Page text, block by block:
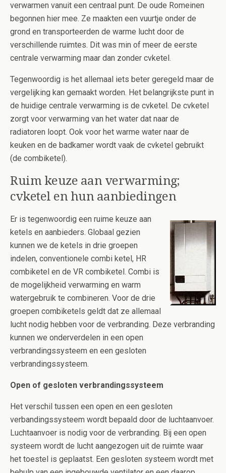
verwarmen vanuit een centraal punt. De oude Romeinen
begonnen hier mee. Ze maakten een vuurtje onder de
grond en transporteerden de warme lucht door de
verschillende ruimtes. Dit was min of meer de eerste
centrale verwarming maar dan zonder cvketel.
Tegenwoordig is het allemaal iets beter geregeld maar de
vergelijking kan gemaakt worden. Het belangrijkste punt in
de huidige centrale verwarming is de cvketel. De cvketel
zorgt voor verwarming van het water dat naar de
radiatoren loopt. Ook voor het warme water naar de
keuken en de badkamer wordt vaak de cvketel gebruikt
(de combiketel).
Ruim keuze aan verwarming;
cvketel en hun aanbiedingen
Er is tegenwoordig een ruime keuze aan
ketels en aanbieders. Globaal gezien
kunnen we de ketels in drie groepen
indelen, conventionele combi ketel, HR
combiketel en de VR combiketel. Combi is
de mogelijkheid verwarming en warm
watergebruik te combineren. Voor de drie
groepen combiketels geldt dat ze allemaal
lucht nodig hebben voor de verbranding. Deze verbranding
kunnen we onderverdelen in een open
verbrandingssysteem en een gesloten
verbrandingssysteem.
Open of gesloten verbrandingssysteem
Het verschil tussen een open en een gesloten
verbandingssysteem wordt bepaald door de luchtaanvoer.
Luchtaanvoer is nodig voor de verbranding. Bij een open
systeem wordt de lucht aangezogen uit de ruimte waar
het toestel is geplaatst. Een gesloten systeem wordt met